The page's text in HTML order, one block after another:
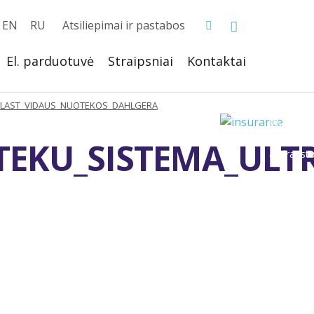
Atsiliepimai ir pastabos
EN RU
El. parduotuvė Straipsniai Kontaktai